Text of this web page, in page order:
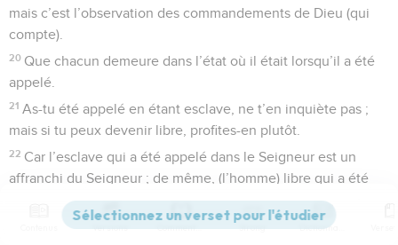
mais c’est l’observation des commandements de Dieu (qui
compte).
20 Que chacun demeure dans l’état où il était lorsqu’il a été
appelé.
21 As-tu été appelé en étant esclave, ne t’en inquiète pas ;
mais si tu peux devenir libre, profites-en plutôt.
22 Car l’esclave qui a été appelé dans le Seigneur est un
affranchi du Seigneur ; de même, (l’homme) libre qui a été
appelé est un esclave de Christ.
Vous avez été rachetés à un (grand) prix ; ne devenez pas
Versions Commentaires Strong